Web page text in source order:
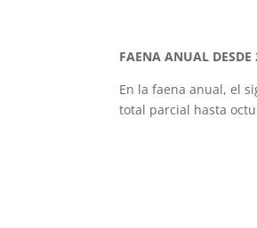
FAENA ANUAL DESDE
En la faena anual, el
total parcial hasta